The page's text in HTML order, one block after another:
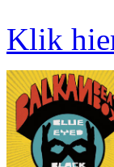
Klik